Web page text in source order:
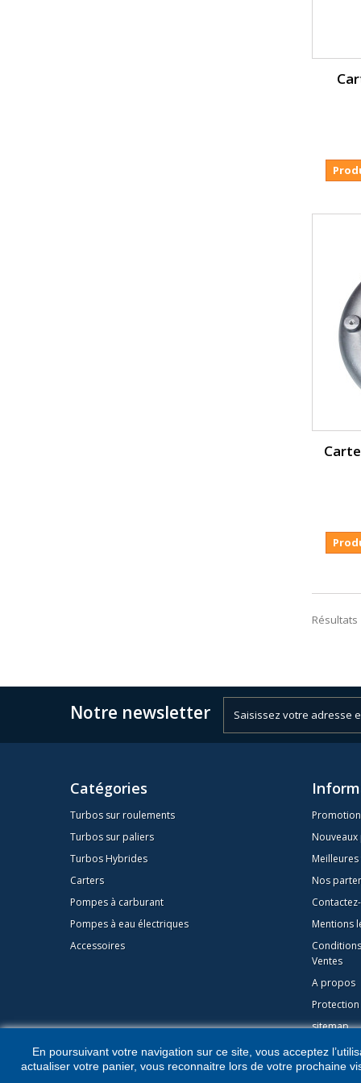
Résultats
Notre newsletter
Catégories
Turbos sur roulements
Turbos sur paliers
Turbos Hybrides
Carters
Pompes à carburant
Pompes à eau électriques
Accessoires
Nos
Mentions
Ventes
A propos
sitemap
En poursuivant votre navigation sur ce site, vous acceptez
actualiser votre panier, vous reconnaitre lors de votre prochaine